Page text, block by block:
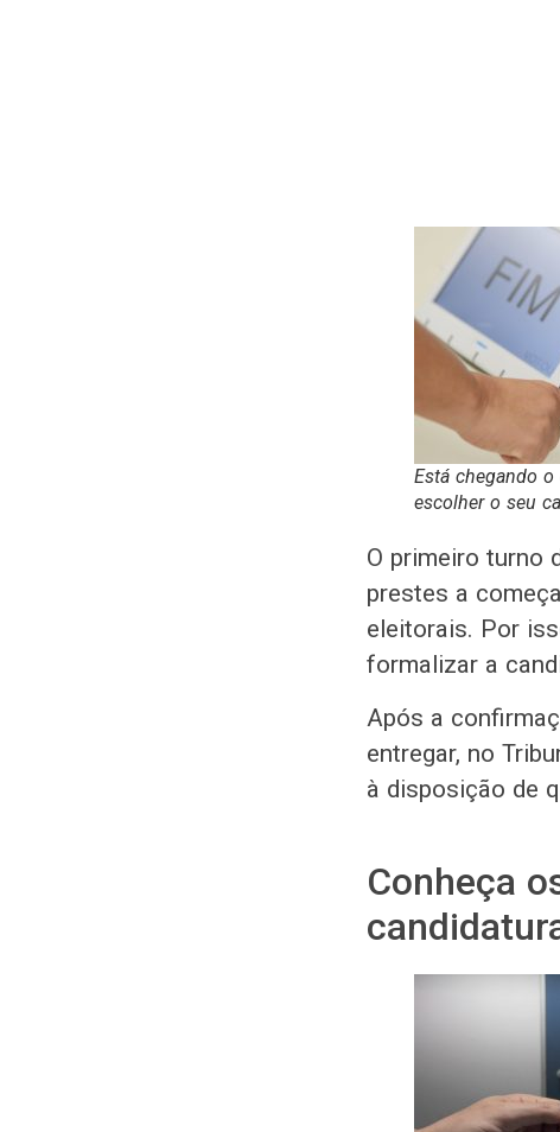
Está chegando
escolher o seu
O primeiro turno
prestes a
eleitorais. Por
formalizar a
Após a
entregar, no
à disposição de
Conheça